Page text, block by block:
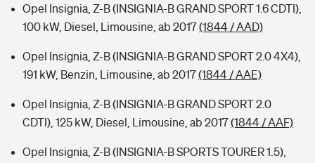
Opel Insignia, Z-B (INSIGNIA-B GRAND SPORT 1.6 CDTI),
100 kW, Diesel, Limousine, ab 2017(1844 / AAD)
Opel Insignia, Z-B (INSIGNIA-B GRAND SPORT 2.0 4X4),
191 kW, Benzin, Limousine, ab 2017(1844 / AAE)
Opel Insignia, Z-B (INSIGNIA-B GRAND SPORT 2.0
CDTI), 125 kW, Diesel, Limousine, ab 2017(1844 / AAF)
Opel Insignia, Z-B (INSIGNIA-B SPORTS TOURER 1.5),